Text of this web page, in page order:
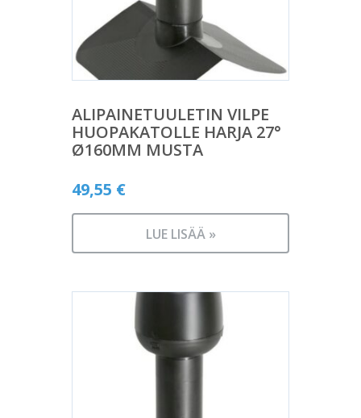
ALIPAINETUULETIN VILPE
HUOPAKATOLLE HARJA 27°
Ø160MM MUSTA
49,55 €
LUE LISÄÄ »